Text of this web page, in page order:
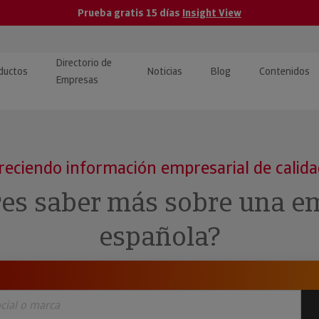
Prueba gratis 15 días Insight View
y ERP
· Recuperación de
Directorio de
Empresas
Noticias Blog Contenidos
Pública
Investigada
información empresarial de
saber más sobre una
española?